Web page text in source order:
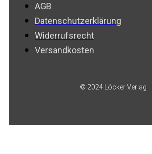
AGB
Datenschutzerklärung
Widerrufsrecht
Versandkosten
© 2024 Löcker Verlag